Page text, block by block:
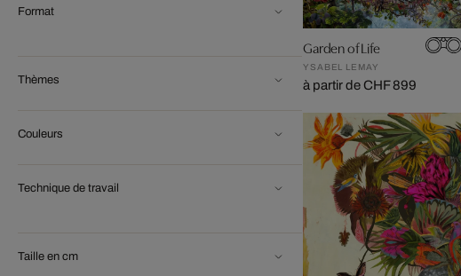
Format
Thèmes
Couleurs
Technique de travail
Taille en cm
Garden of Life
YSABEL LEMAY
à partir de CHF 899